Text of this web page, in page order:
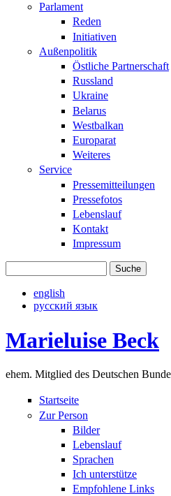
Parlament
Reden
Initiativen
Außenpolitik
Östliche Partnerschaft
Russland
Ukraine
Belarus
Westbalkan
Europarat
Weiteres
Service
Pressemitteilungen
Pressefotos
Lebenslauf
Kontakt
Impressum
english
русский язык
Marieluise Beck
ehem. Mitglied des Deutschen
Startseite
Zur Person
Bilder
Lebenslauf
Sprachen
Ich unterstütze
Empfohlene Links